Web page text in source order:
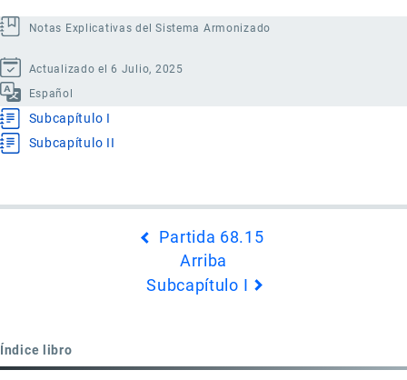
Notas Explicativas del Sistema Armonizado
Actualizado el 6 Julio, 2025
Español
Subcapítulo I
Subcapítulo II
69
Partida 68.15
Arriba
Subcapítulo I
Índice libro